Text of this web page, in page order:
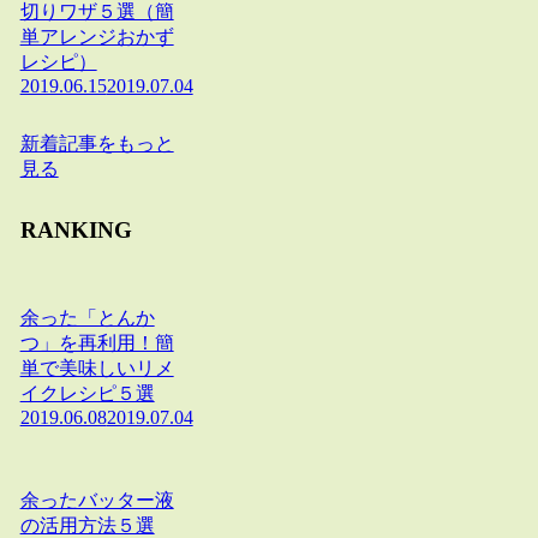
切りワザ５選（簡
単アレンジおかず
レシピ）
2019.06.152019.07.04
新着記事をもっと
見る
RANKING
余った「とんか
つ」を再利用！簡
単で美味しいリメ
イクレシピ５選
2019.06.082019.07.04
余ったバッター液
の活用方法５選